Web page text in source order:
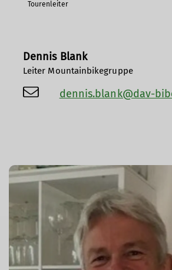
Tourenleiter
Dennis Blank
Leiter Mountainbikegruppe
dennis.blank@dav-